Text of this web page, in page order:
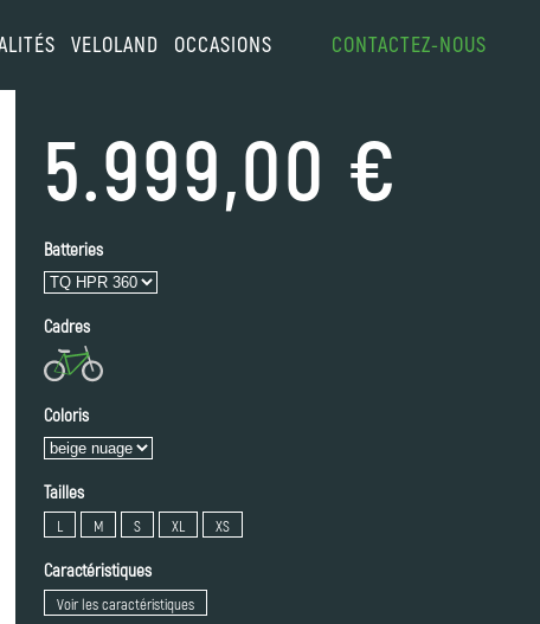
VELOLAND OCCASIONS CONTACTEZ-NOUS
5.999,00 €
Batteries
Cadres
Coloris
Tailles
L M S XL XS
Caractéristiques
Voir les caractéristiques